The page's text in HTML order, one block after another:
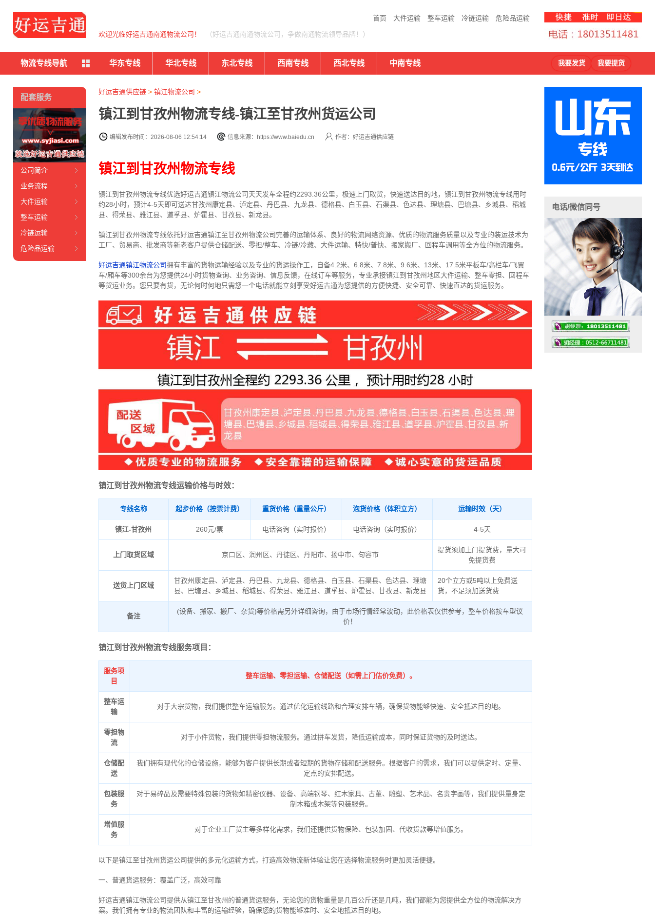
首页 大件运输 整车运输 冷链运输 危险品运输
欢迎光临好运吉通南通物流公司！ （好运吉通南通物流公司，争做南通物流领导品牌！）
物流专线导航 华东专线 华北专线 东北专线 西南专线 西北专线 中南专线 我要发货 我要提货
好运吉通供应链> 镇江物流公司 >
镇江到甘孜州物流专线-镇江至甘孜州货运公司
编辑发布时间：2026-08-06 12:54:14 信息来源：https://www.baiedu.cn 作者：好运吉通供应链
镇江到甘孜州物流专线
镇江到甘孜州物流专线优选好运吉通镇江物流公司天天发车全程约2293.36公里， 极速上门取货，快速送达目的地，镇江到甘孜州物流专线用时
约28小时，预计4-5天即可送达甘孜州康定县、泸定县、丹巴县、九龙县、德格县、白玉县、石渠县、色达县、理塘县、巴塘县、乡城县、稻城
县、得荣县、雅江县、道孚县、炉霍县、甘孜县、新龙县。
镇江到甘孜州物流专线依托好运吉通镇江至甘孜州物流公司完善的运输体系、良好的物流网络资源、优质的物流服务质量以及专业的装运技术为
工厂、贸易商、批发商等新老客户提供仓储配送、零担/整车、冷链/冷藏、大件运输、特快/普快、搬家搬厂、回程车调用等全方位的物流服务。
好运吉通镇江物流公司拥有丰富的货物运输经验以及专业的货运操作工，自备4.2米、6.8米、7.8米、9.6米、13米、17.5米平板车/高栏车/飞翼
车/厢车等300余台为您提供24小时货物查询、业务咨询、信息反馈，在线订车等服务， 专业承接镇江到甘孜州地区大件运输、整车零担、回程车
等货运业务。 您只要有货，无论何时何地只需您一个电话就能立刻享受好运吉通为您提供的方便快捷、安全可靠、快速直达的货运服务。
镇江到甘孜州物流专线运输价格与时效：
专线名称 起步价格（按票计费） 重货价格（重量公斤） 泡货价格（体积立方） 运输时效（天）
镇江-甘孜州 260元/票 电话咨询（实时报价） 电话咨询（实时报价） 4-5天
上门取货区域 京口区、润州区、丹徒区、丹阳市、扬中市、句容市
提货须加上门提货费，量大可
免提货费
送货上门区域
甘孜州康定县、泸定县、丹巴县、九龙县、德格县、白玉县、石渠县、色达县、理塘
县、巴塘县、乡城县、稻城县、得荣县、雅江县、道孚县、炉霍县、甘孜县、新龙县
20个立方或5吨以上免费送
货，不足须加送货费
备注
(设备、搬家、搬厂、杂货)等价格需另外详细咨询，由于市场行情经常波动，此价格表仅供参考，整车价格按车型议
价！
镇江到甘孜州物流专线服务项目：
服务项
目
整车运输、零担运输、仓储配送（如需上门估价免费）。
整车运
输
对于大宗货物，我们提供整车运输服务。通过优化运输线路和合理安排车辆，确保货物能够快速、安全抵达目的地。
零担物
流
对于小件货物，我们提供零担物流服务。通过拼车发货，降低运输成本，同时保证货物的及时送达。
仓储配
送
我们拥有现代化的仓储设施，能够为客户提供长期或者短期的货物存储和配送服务。根据客户的需求，我们可以提供定时、定量、
定点的安排配送。
包装服
务
对于易碎品及需要特殊包装的货物如精密仪器、设备、高端钢琴、红木家具、古董、雕塑、艺术品、名贵字画等，我们提供量身定
制木箱或木架等包装服务。
增值服
务
对于企业工厂货主等多样化需求，我们还提供货物保险、包装加固、代收货款等增值服务。
以下是镇江至甘孜州货运公司提供的多元化运输方式，打造高效物流新体验让您在选择物流服务时更加灵活便捷。
一、普通货运服务：覆盖广泛，高效可靠
好运吉通镇江物流公司提供从镇江至甘孜州的普通货运服务，无论您的货物重量是几百公斤还是几吨，我们都能为您提供全方位的物流解决方
案。我们拥有专业的物流团队和丰富的运输经验，确保您的货物能够准时、安全地抵达目的地。
配套服务
公司简介
业务流程
大件运输
整车运输
冷链运输
危险品运输
电话/微信同号